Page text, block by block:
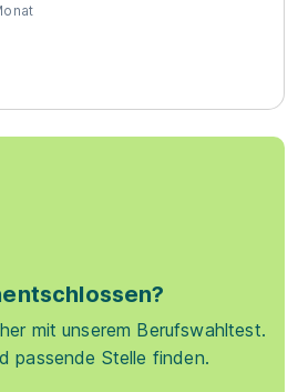
mit unserem Berufswahltest.
passende Stelle finden.